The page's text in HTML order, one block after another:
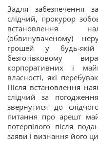
Задля забезпечення
слідчий, прокурор
встановлення
(обвинуваченому)
грошей у будь-
безготівковому
корпоративних і
власності, які
Після встановлення
слідчий за
звернутися до
питання про арешт
потерпілого після
заяви і визнання його